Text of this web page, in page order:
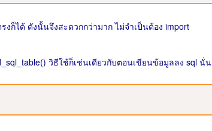
ก็ได้ ดังนั้นจึงสะดวกกว่ามาก ไม่จำเป็นต้อง import
วิธีใช้ก็เช่นเดียวกับตอนเขียนข้อมูลลง sql นั่น